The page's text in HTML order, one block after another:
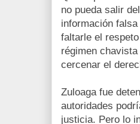
no pueda salir
información
faltarle el
régimen
cercenar el
Zuloaga fue
autoridades
justicia. Pero lo